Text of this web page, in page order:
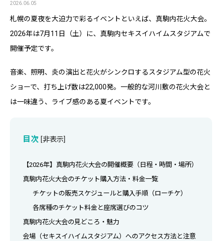
2026.06.05
札幌の夏夜を大迫力で彩るイベントといえば、真駒内花火大会。
2026年は7月11日（土）に、真駒内セキスイハイムスタジアムで
開催予定です。
音楽、照明、炎の演出と花火がシンクロするスタジアム型の花火
ショーで、打ち上げ数は22,000発。一般的な河川敷の花火大会と
は一味違う、ライブ感のある夏イベントです。
目次 [非表示
【2026年】真駒内花火大会の開催概要（日程・時間・場所）
真駒内花火大会のチケット購入方法・料金一覧
チケットの販売スケジュールと購入手順（ローチケ）
各席種のチケット料金と座席選びのコツ
真駒内花火大会の見どころ・魅力
会場（セキスイハイムスタジアム）へのアクセス方法と注意